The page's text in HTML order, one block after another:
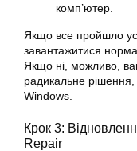
комп’ютер.
Якщо все пройшло
завантажитися
Якщо ні, можливо,
радикальне
Windows.
Крок 3:
Repair